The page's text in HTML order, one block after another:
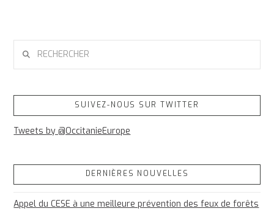
SUIVEZ-NOUS SUR TWITTER
Tweets by @OccitanieEurope
DERNIÈRES NOUVELLES
Appel du CESE à une meilleure prévention des feux de forêts